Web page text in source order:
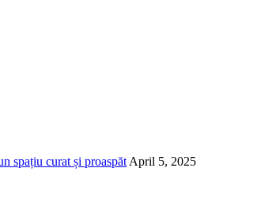
spațiu curat și proaspăt April 5, 2025